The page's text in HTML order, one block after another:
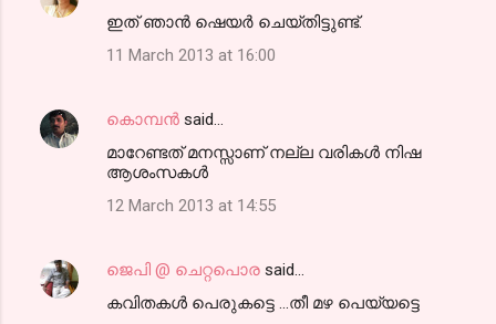
ഇത് ഞാന്‍ ഷെയര്‍ ചെയ്തിട്ടുണ്ട്.
11 March 2013 at 16:00
കൊമ്പന്‍ said…
മാറേണ്ടത് മനസ്സാണ് നല്ല വരികള്‍ നിഷ
ആശംസകള്‍
12 March 2013 at 14:55
ജെപി @ ചെറ്റപൊര said…
കവിതകള്‍ പെരുകട്ടെ ...തീ മഴ പെയ്യട്ടെ